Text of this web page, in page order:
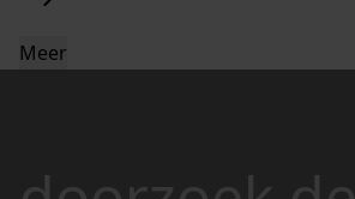
Meer